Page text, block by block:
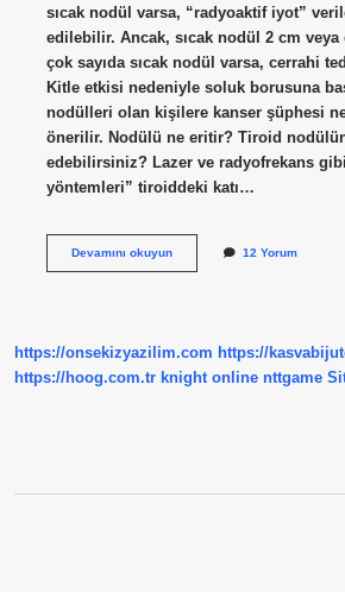
sıcak nodül varsa, “radyoaktif iyot”
edilebilir. Ancak, sıcak nodül 2 cm veya
çok sayıda sıcak nodül varsa, cerrahi
Kitle etkisi nedeniyle soluk borusuna
nodülleri olan kişilere kanser şüphesi
önerilir. Nodülü ne eritir? Tiroid
edebilirsiniz? Lazer ve radyofrekans
yöntemleri” tiroiddeki katı…
Devamını okuyunNodüllerin
12 Yorum
https://onsekizyazilim.com https://
https://hoog.com.tr knight online nttgame